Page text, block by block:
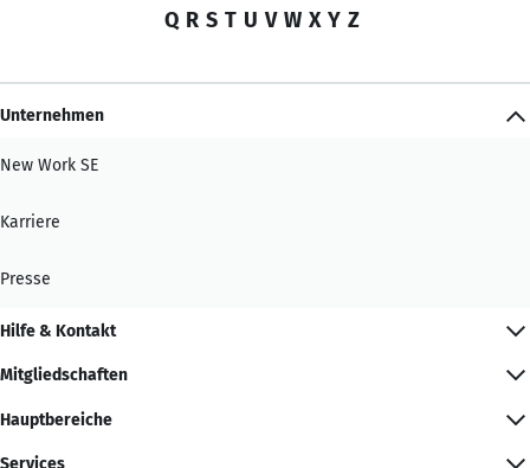
Q R S T U V W X Y Z
Unternehmen
New Work SE
Karriere
Presse
Hilfe & Kontakt
Mitgliedschaften
Hauptbereiche
Services